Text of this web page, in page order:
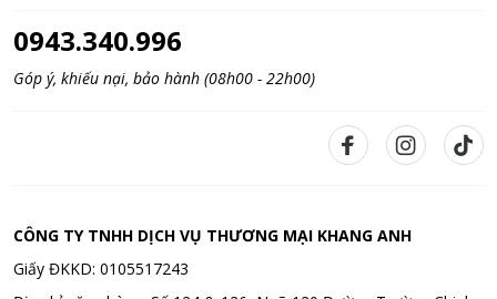
0943.340.996
Góp ý, khiếu nại, bảo hành (08h00 - 22h00)
CÔNG TY TNHH DỊCH VỤ THƯƠNG MẠI KHANG ANH
Giấy ĐKKD: 0105517243